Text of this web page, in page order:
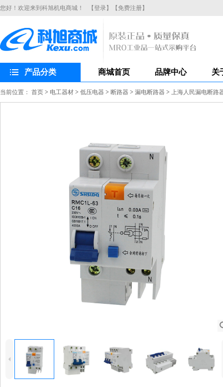
您好！欢迎来到科旭机电商城！ 【登录】 【免费注册】
产品分类 商城首页 品牌中心 关
当前位置： 首页 > 电工器材 > 低压电器 > 断路器 > 漏电断路器 > 上海人民漏电断路
4